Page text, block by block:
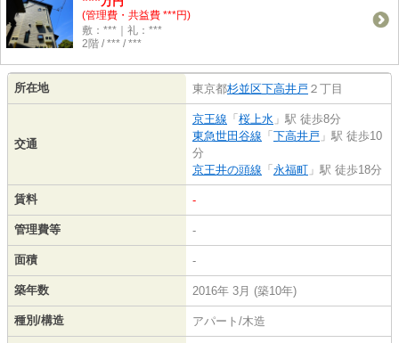
(管理費・共益費 ***円)
敷：***｜礼：***
2階 / *** / ***
所在地 東京都杉並区下高井戸 ２丁目
交通
京王線 「 桜上水 」駅 徒歩8分
東急世田谷線 「 下高井戸 」駅 徒歩10
分
京王井の頭線 「 永福町 」駅 徒歩18分
賃料 -
管理費等 -
面積 -
築年数 2016年 3月 (築10年)
種別/構造 アパート/木造